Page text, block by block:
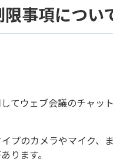
事項につい
てウェブ会議のチャッ
プのカメラやマイク
ります。